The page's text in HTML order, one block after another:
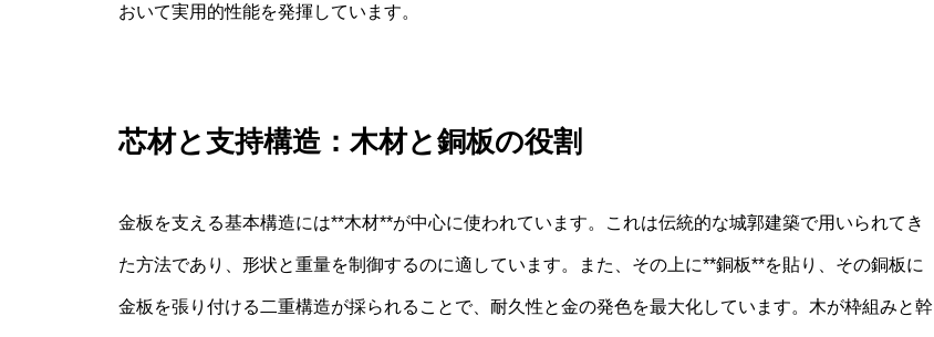
おいて実用的性能を発揮しています。
芯材と支持構造：木材と銅板の役割
金板を支える基本構造には**木材**が中心に使われています。これは伝統的な城郭建築で用いられてき
た方法であり、形状と重量を制御するのに適しています。また、その上に**銅板**を貼り、その銅板に
金板を張り付ける二重構造が採られることで、耐久性と金の発色を最大化しています。木が枠組みと幹